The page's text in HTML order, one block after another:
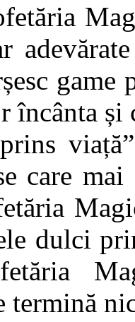
încânta
care
dulci
termină